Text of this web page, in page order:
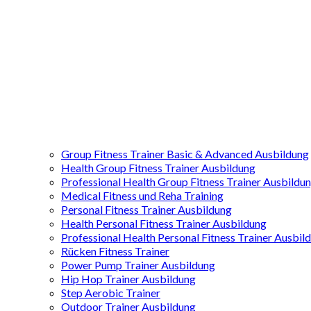
Group Fitness Trainer Basic & Advanced Ausbildung
Health Group Fitness Trainer Ausbildung
Professional Health Group Fitness Trainer
Medical Fitness und Reha Training
Personal Fitness Trainer Ausbildung
Health Personal Fitness Trainer Ausbildung
Professional Health Personal Fitness Trainer
Rücken Fitness Trainer
Power Pump Trainer Ausbildung
Hip Hop Trainer Ausbildung
Step Aerobic Trainer
Outdoor Trainer Ausbildung